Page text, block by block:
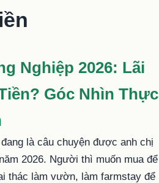
Nghiệp 2026: Lãi
Góc Nhìn Thực
đang là câu chuyện được anh chị
2026. Người thì muốn mua để
thác làm vườn, làm farmstay để